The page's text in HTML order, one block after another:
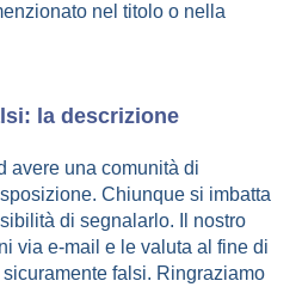
nel titolo o nella
la descrizione
avere una comunità di
Chiunque si imbatta
di segnalarlo. Il nostro
via e-mail e le valuta al fine di
falsi. Ringraziamo